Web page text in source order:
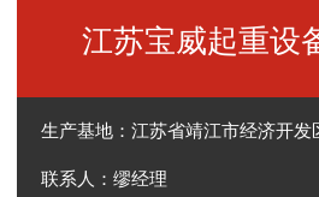
江苏宝威起重设
生产基地：江苏省靖江市经济开发
联系人：缪经理